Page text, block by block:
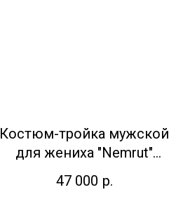
Костюм-тройка мужской
для жениха "Nemrut"
Adimо, терракотовый
47 000 р.